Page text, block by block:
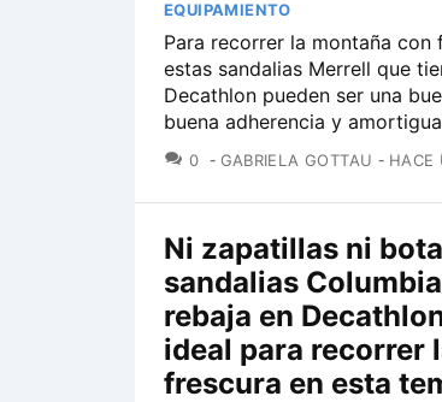
EQUIPAMIENTO
Para recorrer la montaña con
estas sandalias Merrell que
Decathlon pueden ser una
buena adherencia y
0 COMENTARIOS
GABRIELA GOTTAU HACE
Ni zapatillas ni
sandalias
rebaja en
ideal para recorrer
frescura en esta